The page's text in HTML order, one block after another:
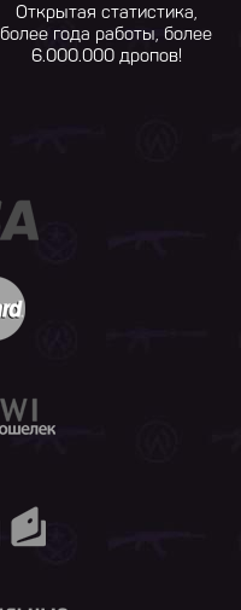
Открытая статистика,
более года работы, более
6.000.000 дропов!